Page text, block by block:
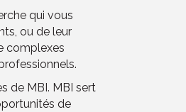
qui vous
ou de leur
complexes
de MBI. MBI sert
de